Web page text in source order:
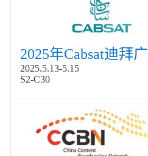
2025.5.13-5.15
S2-C30